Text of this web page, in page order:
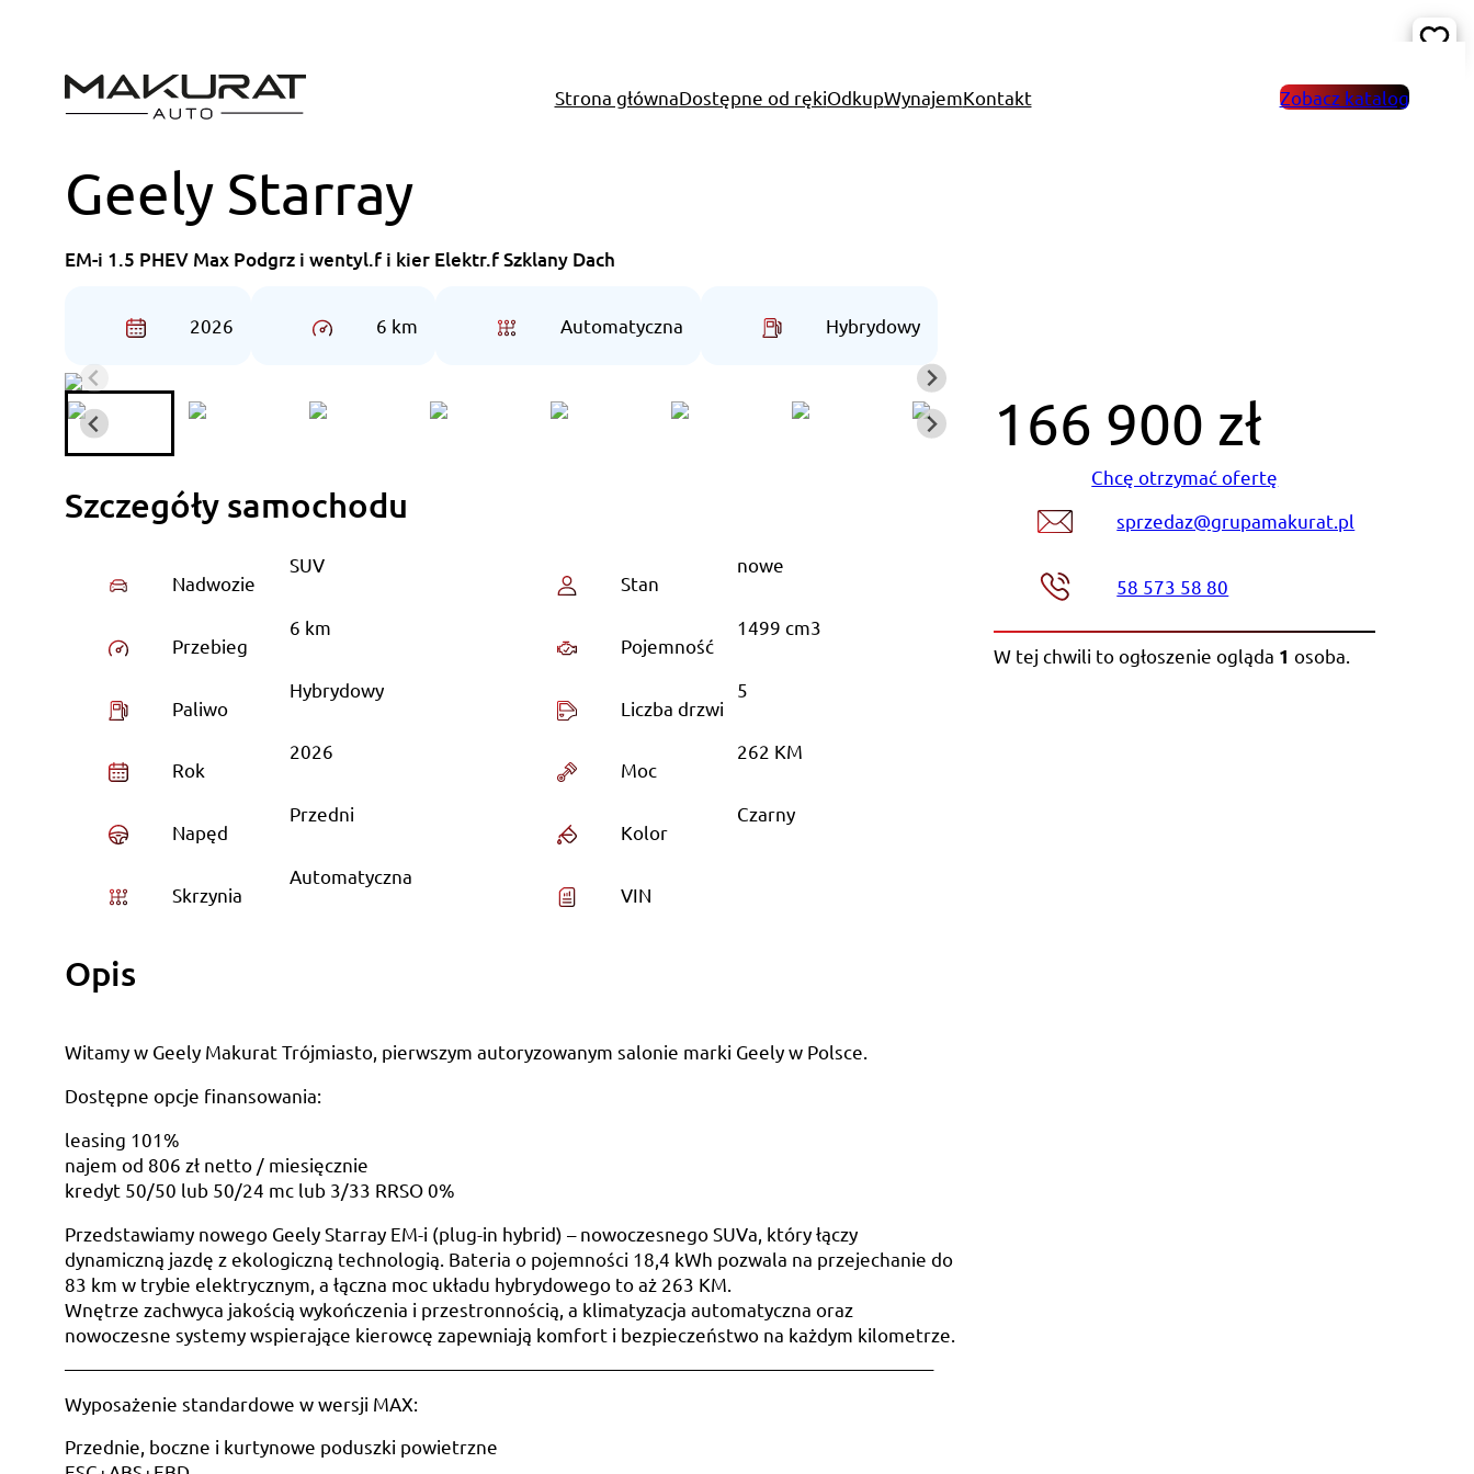
Strona głównaDostępne od rękiOdkupWynajemKontakt Zobacz katalog
Geely Starray
EM-i 1.5 PHEV Max Podgrz i wentyl.f i kier Elektr.f Szklany Dach
2026 6 km Automatyczna Hybrydowy
Szczegóły samochodu
Nadwozie
SUV
Przebieg
6 km
Paliwo
Hybrydowy
Rok
2026
Napęd
Przedni
Skrzynia
Automatyczna
Stan
nowe
Pojemność
1499 cm3
Liczba drzwi
5
Moc
262 KM
Kolor
Czarny
VIN
Opis
Witamy w Geely Makurat Trójmiasto, pierwszym autoryzowanym salonie marki Geely w Polsce.
Dostępne opcje finansowania:
leasing 101%
najem od 806 zł netto / miesięcznie
kredyt 50/50 lub 50/24 mc lub 3/33 RRSO 0%
Przedstawiamy nowego Geely Starray EM-i (plug-in hybrid) – nowoczesnego SUVa, który łączy
dynamiczną jazdę z ekologiczną technologią. Bateria o pojemności 18,4 kWh pozwala na przejechanie do
83 km w trybie elektrycznym, a łączna moc układu hybrydowego to aż 263 KM.
Wnętrze zachwyca jakością wykończenia i przestronnością, a klimatyzacja automatyczna oraz
nowoczesne systemy wspierające kierowcę zapewniają komfort i bezpieczeństwo na każdym kilometrze.
Wyposażenie standardowe w wersji MAX:
Przednie, boczne i kurtynowe poduszki powietrzne
166 900 zł
Chcę otrzymać ofertę
sprzedaz@grupamakurat.pl
58 573 58 80
W tej chwili to ogłoszenie ogląda 1 osoba